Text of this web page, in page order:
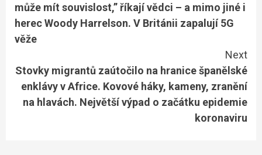
může mít souvislost,” říkají vědci – a mimo jiné i
herec Woody Harrelson. V Británii zapalují 5G
věže
Next
Stovky migrantů zaútočilo na hranice španělské
enklávy v Africe. Kovové háky, kameny, zranění
na hlavách. Největší výpad o začátku epidemie
koronaviru